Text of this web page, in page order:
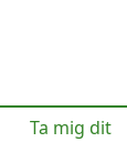
Ta mig dit